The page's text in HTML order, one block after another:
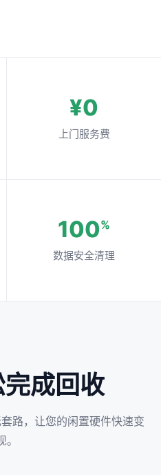
¥0
上门服务费
100%
数据安全清理
成回收
路，让您的闲置硬件快速变
。